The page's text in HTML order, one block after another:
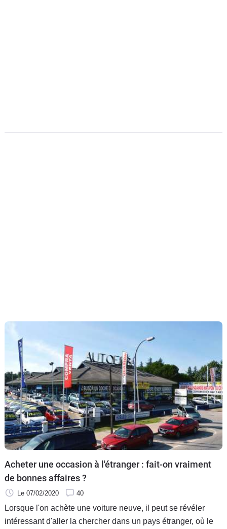
Acheter une occasion à l'étranger : fait-on vraiment
de bonnes affaires ?
Le 07/02/2020 40
Lorsque l'on achète une voiture neuve, il peut se révéler
intéressant d'aller la chercher dans un pays étranger, où le